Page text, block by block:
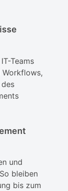
Teams
und
bleiben
bis zum